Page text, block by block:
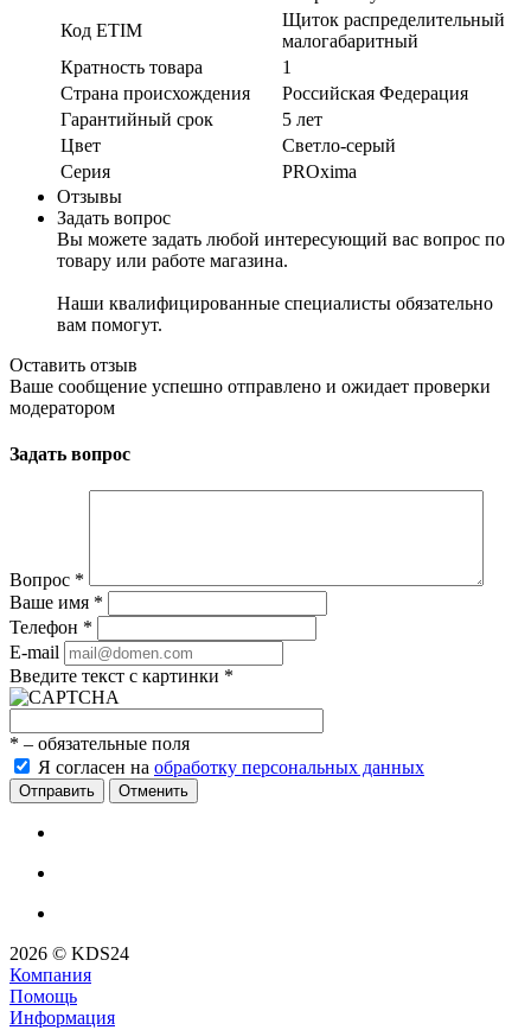
Код ETIM
Щиток распределительный
малогабаритный
Кратность товара
1
Страна происхождения
Российская Федерация
Гарантийный срок
5 лет
Цвет
Светло-серый
Серия
PROxima
Отзывы
Задать вопрос
Вы можете задать любой интересующий вас вопрос по
товару или работе магазина.
Наши квалифицированные специалисты обязательно
вам помогут.
Оставить отзыв
Ваше сообщение успешно отправлено и ожидает проверки
модератором
Задать вопрос
Вопрос *
Ваше имя *
Телефон *
E-mail
Введите текст с картинки *
* – обязательные поля
Я согласен на обработку персональных данных
Отменить
2026 © KDS24
Компания
Помощь
Информация